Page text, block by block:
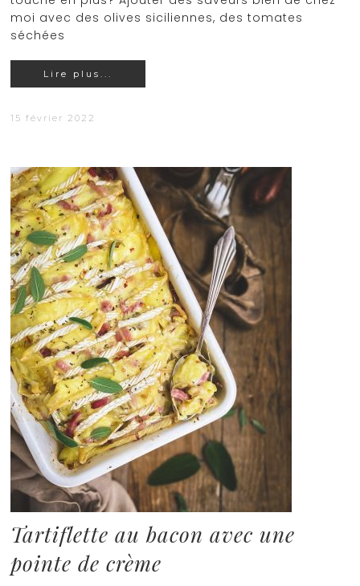
moi avec des olives siciliennes, des tomates
séchées
Lire plus...
15 février 2022
Tartiflette au bacon avec une
pointe de crème